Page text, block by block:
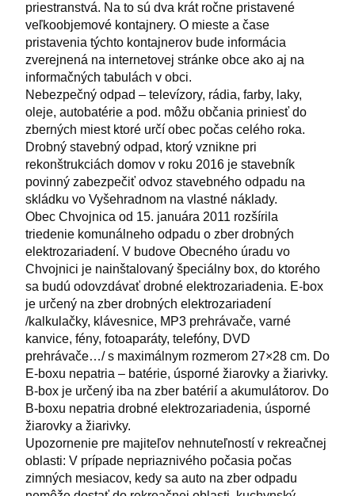
priestranstvá. Na to sú dva krát ročne pristavené
veľkoobjemové kontajnery. O mieste a čase
pristavenia týchto kontajnerov bude informácia
zverejnená na internetovej stránke obce ako aj na
informačných tabulách v obci.
Nebezpečný odpad – televízory, rádia, farby, laky,
oleje, autobatérie a pod. môžu občania priniesť do
zberných miest ktoré určí obec počas celého roka.
Drobný stavebný odpad, ktorý vznikne pri
rekonštrukciách domov v roku 2016 je stavebník
povinný zabezpečiť odvoz stavebného odpadu na
skládku vo Vyšehradnom na vlastné náklady.
Obec Chvojnica od 15. januára 2011 rozšírila
triedenie komunálneho odpadu o zber drobných
elektrozariadení. V budove Obecného úradu vo
Chvojnici je nainštalovaný špeciálny box, do ktorého
sa budú odovzdávať drobné elektrozariadenia. E-box
je určený na zber drobných elektrozariadení
/kalkulačky, klávesnice, MP3 prehrávače, varné
kanvice, fény, fotoaparáty, telefóny, DVD
prehrávače…/ s maximálnym rozmerom 27×28 cm. Do
E-boxu nepatria – batérie, úsporné žiarovky a žiarivky.
B-box je určený iba na zber batérií a akumulátorov. Do
B-boxu nepatria drobné elektrozariadenia, úsporné
žiarovky a žiarivky.
Upozornenie pre majiteľov nehnuteľností v rekreačnej
oblasti: V prípade nepriaznivého počasia počas
zimných mesiacov, kedy sa auto na zber odpadu